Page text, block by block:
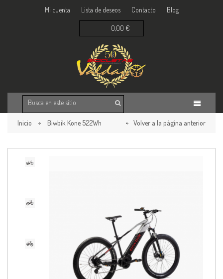
Blog
Contacto
Lista de deseos
Mi cuenta
0,00 €
Inicio Biwbik Kone 522Wh Volver a la página anterior